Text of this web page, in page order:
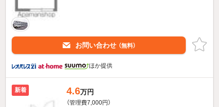
お問い合わせ （無料）
ほか提供
新着 4.6万円
（管理費7,000円）